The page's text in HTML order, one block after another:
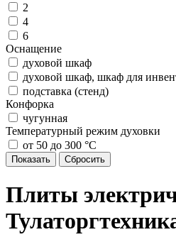
2
4
6
Оснащение
духовой шкаф
духовой шкаф, шкаф для
подставка (стенд)
Конфорка
чугунная
Температурный режим духовки
от 50 до 300 °С
Плиты